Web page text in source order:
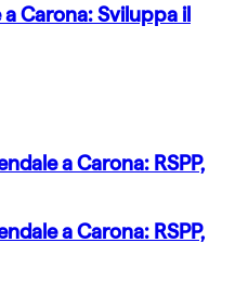
Carona: Sviluppa il
a Carona: RSPP,
a Carona: RSPP,